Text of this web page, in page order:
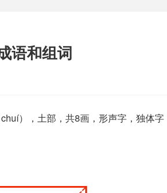
语和组词
），土部，共8画，形声字，独体